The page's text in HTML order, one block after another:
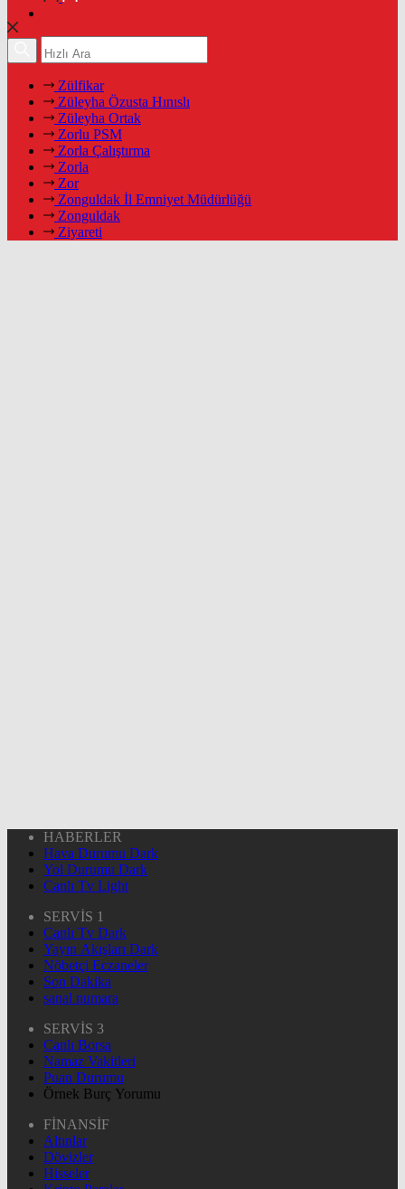
Zülfikar
Züleyha Özusta Hınıslı
Züleyha Ortak
Zorlu PSM
Zorla Çalıştırma
Zorla
Zor
Zonguldak İl Emniyet Müdürlüğü
Zonguldak
Ziyareti
HABERLER
Hava Durumu Dark
Yol Durumu Dark
Canlı Tv Light
SERVİS 1
Canlı Tv Dark
Yayın Akışları Dark
Nöbetçi Eczaneler
Son Dakika
sanal numara
SERVİS 3
Canlı Borsa
Namaz Vakitleri
Puan Durumu
Örnek Burç Yorumu
FİNANSİF
Altınlar
Dövizler
Hisseler